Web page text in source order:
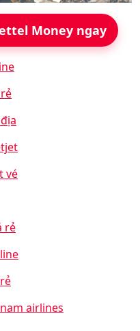
Money ngay
vé
rẻ
airlines